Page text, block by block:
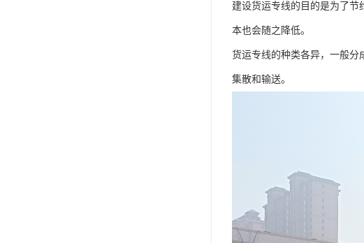
建设货运专线的目的是为了
本也会随之降低。
货运专线的种类各异，一般
集散和输送。